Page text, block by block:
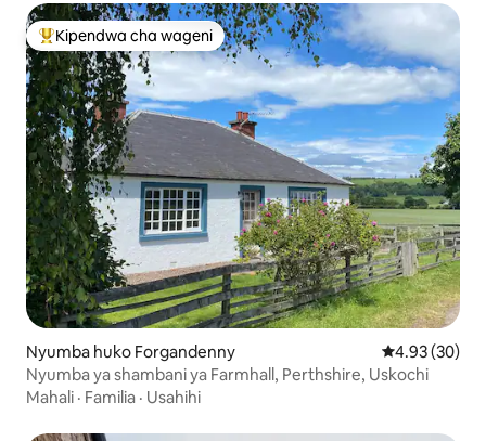
Kipendwa maarufu cha wageni
Kipendwa cha wageni
Nyumba huko Forgandenny Ukadiriaji wa
4.93 (30)
Nyumba ya shambani ya Farmhall, Perthshire, Uskochi
Mahali · Familia · Usahihi